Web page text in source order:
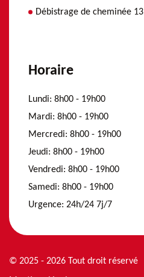
Débistrage de cheminée 13
Horaire
Lundi: 8h00 - 19h00
Mardi: 8h00 - 19h00
Mercredi: 8h00 - 19h00
Jeudi: 8h00 - 19h00
Vendredi: 8h00 - 19h00
Samedi: 8h00 - 19h00
Urgence: 24h/24 7j/7
© 2025 - 2026 Tout droit réservé